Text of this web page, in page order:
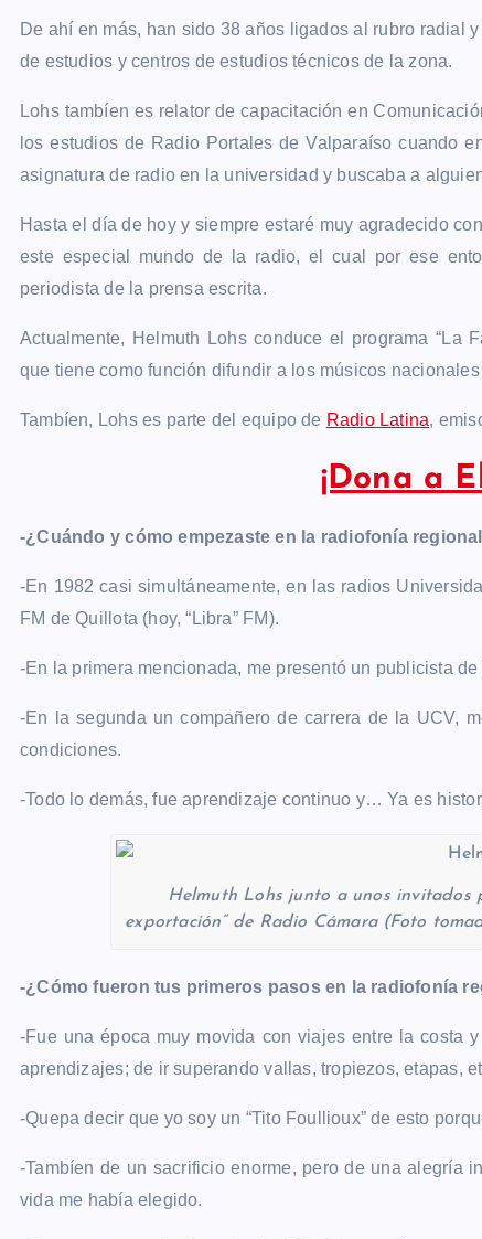
De ahí en más, han sido 38 años ligados al rubro radial
de estudios y centros de estudios técnicos de la zona.
Lohs tambíen es relator de capacitación en
los estudios de Radio Portales de Valparaíso cuando
asignatura de radio en la universidad y buscaba a
Hasta el día de hoy y siempre estaré muy agradecido
este especial mundo de la radio, el cual por ese
periodista de la prensa escrita.
Actualmente, Helmuth Lohs conduce el programa “La
que tiene como función difundir a los músicos
Tambíen, Lohs es parte del equipo de Radio Latina,
¡Dona a
-¿Cuándo y cómo empezaste en la radiofonía
-En 1982 casi simultáneamente, en las radios
FM de Quillota (hoy, “Libra” FM).
-En la primera mencionada, me presentó un publicista
-En la segunda un compañero de carrera de la UCV,
condiciones.
-Todo lo demás, fue aprendizaje continuo y… Ya es
Helmuth Lohs junto a unos invitados
exportación” de Radio Cámara (Foto
-¿Cómo fueron tus primeros pasos en la radiofonía
-Fue una época muy movida con viajes entre la costa
aprendizajes; de ir superando vallas, tropiezos, etapas,
-Quepa decir que yo soy un “Tito Foullioux” de esto
-Tambíen de un sacrificio enorme, pero de una alegría
vida me había elegido.